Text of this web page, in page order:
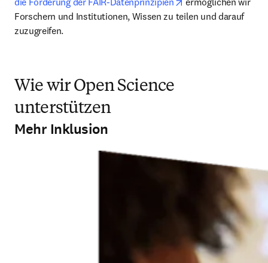
Forschern und Institutionen, Wissen zu teilen und darauf
zuzugreifen.
Wie wir Open Science
unterstützen
Mehr Inklusion